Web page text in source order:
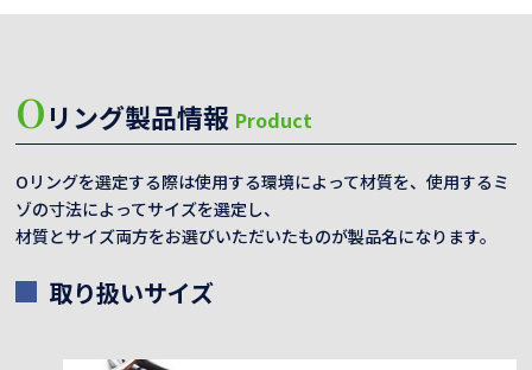
Oリング製品情報 Product
Oリングを選定する際は使用する環境によって材質を、使用するミ
ゾの寸法によってサイズを選定し、
材質とサイズ両方をお選びいただいたものが製品名になります。
取り扱いサイズ